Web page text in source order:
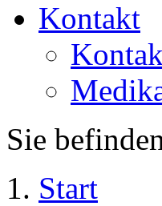
Kontakt
Sie
Start